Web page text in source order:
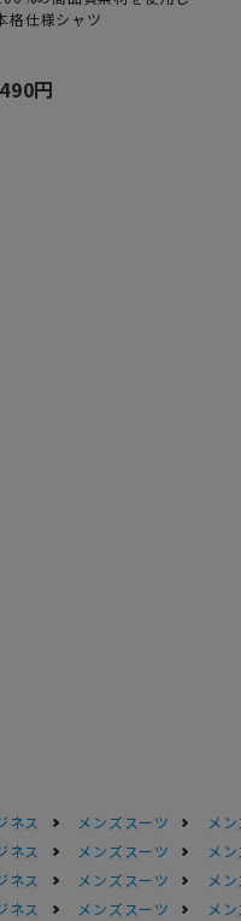
格仕様シャツ
円
ネス メンズスーツ
メ
ネス メンズスーツ
メ
ネス メンズスーツ
メ
ネス メンズスーツ
メ